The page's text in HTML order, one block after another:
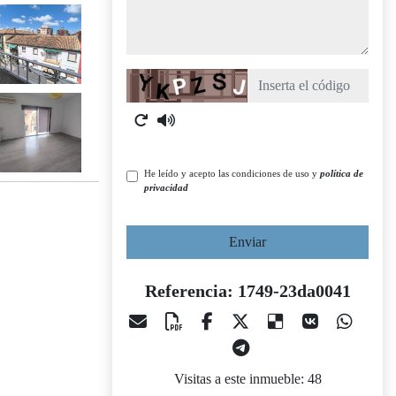
Captcha
He leído y acepto las condiciones de uso y política de
privacidad
Enviar
Referencia: 1749-23da0041
Visitas a este inmueble: 48